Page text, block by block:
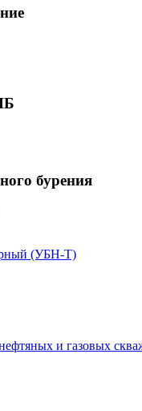
бурения
(УБН-Т)
и газовых